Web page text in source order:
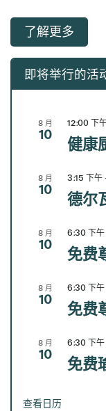
了解更多
即将举行的活
8 月
10
12:00 下
健康
8 月
10
3:15 下午
德尔
8 月
10
6:30 下午
免费
8 月
10
6:30 下午
免费
8 月
10
6:30 下午
免费
查看日历